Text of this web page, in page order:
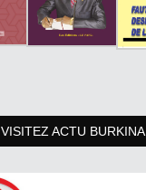
VISITEZ ACTU BURKINA